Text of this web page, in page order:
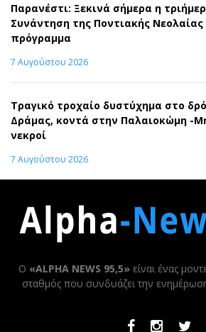
Παρανέστι: Ξεκινά σήμερα η
Συνάντηση της Ποντιακής
πρόγραμμα
7 Αυγούστου 2026
Τραγικό τροχαίο δυστύχημα στο
Δράμας, κοντά στην Παλαιοκώμη -
νεκροί
7 Αυγούστου 2026
Ο «ALPHA NEWS 95,5» είναι ένας
σταθμός που συνδυάζει την